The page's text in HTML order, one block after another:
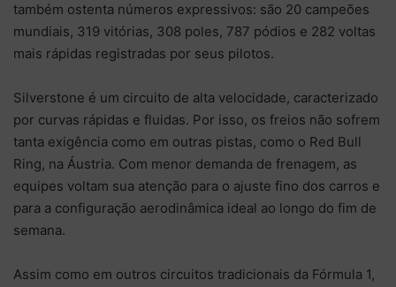
também ostenta números expressivos: são 20 campeões
mundiais, 319 vitórias, 308 poles, 787 pódios e 282 voltas
mais rápidas registradas por seus pilotos.
Silverstone é um circuito de alta velocidade, caracterizado
por curvas rápidas e fluidas. Por isso, os freios não sofrem
tanta exigência como em outras pistas, como o Red Bull
Ring, na Áustria. Com menor demanda de frenagem, as
equipes voltam sua atenção para o ajuste fino dos carros e
para a configuração aerodinâmica ideal ao longo do fim de
semana.
Assim como em outros circuitos tradicionais da Fórmula 1,